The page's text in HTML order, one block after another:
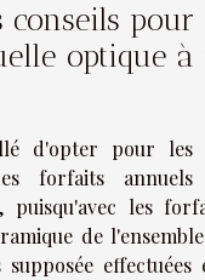
conseils pour
optique
d'opter pour les
forfaits
puisqu'avec les
de
supposée effectuées